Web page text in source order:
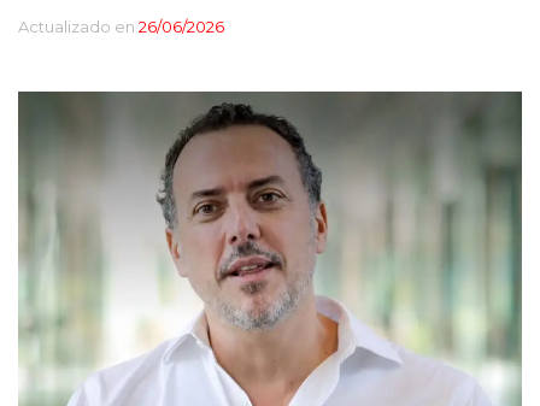
Actualizado en 26/06/2026